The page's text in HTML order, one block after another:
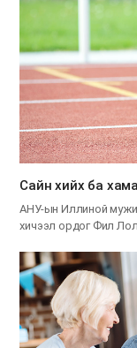
Сайн хийх ба
АНУ-ын Иллиной
хичээл ордог Фил